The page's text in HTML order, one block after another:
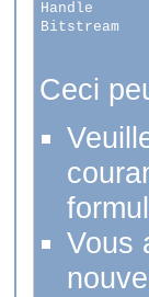
Handle
Bitstream
Ceci
Vous